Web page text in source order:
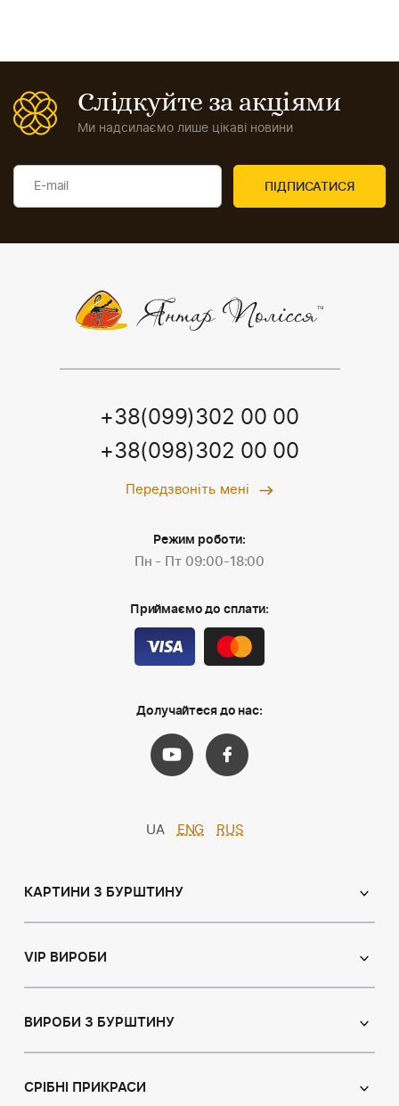
Слідкуйте за акціями
Ми надсилаємо лише цікаві новини
+38(099)302 00 00
+38(098)302 00 00
Передзвоніть мені
Режим роботи:
Пн - Пт 09:00-18:00
Приймаємо до сплати:
Долучайтеся до нас:
UA ENG RUS
КАРТИНИ З БУРШТИНУ
Іменні ікони
Натюрморт
VIP ВИРОБИ
Ікони з пластин
ВИРОБИ З БУРШТИНУ
Браслети
СРІБНІ ПРИКРАСИ